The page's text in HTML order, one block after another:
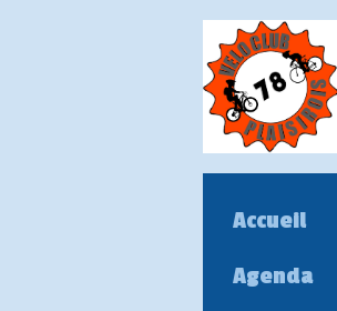
Accueil
Agenda